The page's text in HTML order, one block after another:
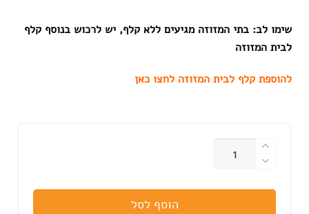
שימו לב: בתי המזוזה מגיעים ללא קלף, יש לרכוש בנוסף קלף
לבית המזוזה
להוספת קלף לבית המזוזה לחצו כאן
כמות
הוסף לסל